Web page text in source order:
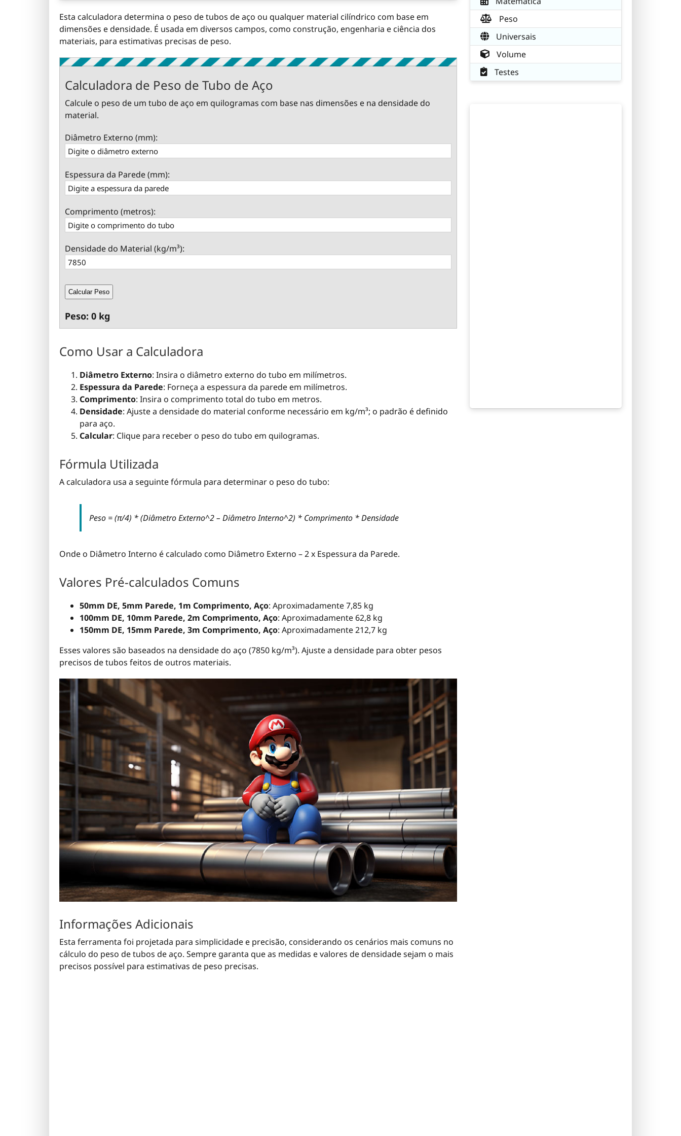
Esta calculadora determina o peso de tubos de aço ou qualquer material cilíndrico com base em
dimensões e densidade. É usada em diversos campos, como construção, engenharia e ciência dos
materiais, para estimativas precisas de peso.
Calculadora de Peso de Tubo de Aço
Calcule o peso de um tubo de aço em quilogramas com base nas dimensões e na densidade do
material.
Diâmetro Externo (mm):
Espessura da Parede (mm):
Comprimento (metros):
Densidade do Material (kg/m³):
Calcular Peso
Peso: 0 kg
Como Usar a Calculadora
Diâmetro Externo: Insira o diâmetro externo do tubo em milímetros.
Espessura da Parede: Forneça a espessura da parede em milímetros.
Comprimento: Insira o comprimento total do tubo em metros.
Densidade: Ajuste a densidade do material conforme necessário em kg/m³; o padrão é definido
para aço.
Calcular: Clique para receber o peso do tubo em quilogramas.
Fórmula Utilizada
A calculadora usa a seguinte fórmula para determinar o peso do tubo:
Peso = (π/4) * (Diâmetro Externo^2 – Diâmetro Interno^2) * Comprimento * Densidade
Onde o Diâmetro Interno é calculado como Diâmetro Externo – 2 x Espessura da Parede.
Valores Pré-calculados Comuns
50mm DE, 5mm Parede, 1m Comprimento, Aço: Aproximadamente 7,85 kg
100mm DE, 10mm Parede, 2m Comprimento, Aço: Aproximadamente 62,8 kg
150mm DE, 15mm Parede, 3m Comprimento, Aço: Aproximadamente 212,7 kg
Esses valores são baseados na densidade do aço (7850 kg/m³). Ajuste a densidade para obter pesos
precisos de tubos feitos de outros materiais.
Informações Adicionais
Esta ferramenta foi projetada para simplicidade e precisão, considerando os cenários mais comuns no
cálculo do peso de tubos de aço. Sempre garanta que as medidas e valores de densidade sejam o mais
precisos possível para estimativas de peso precisas.
Peso
Universais
Volume
Testes